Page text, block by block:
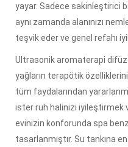
yayar. Sadece sakinleştirici
aynı zamanda alanınızı
teşvik eder ve genel refahı
Ultrasonik aromaterapi
yağların terapötik
tüm faydalarından
ister ruh halinizi iyileştirmek
evinizin konforunda spa
tasarlanmıştır. Su tankına